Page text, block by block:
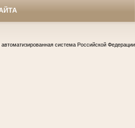
автоматизированная система Российской